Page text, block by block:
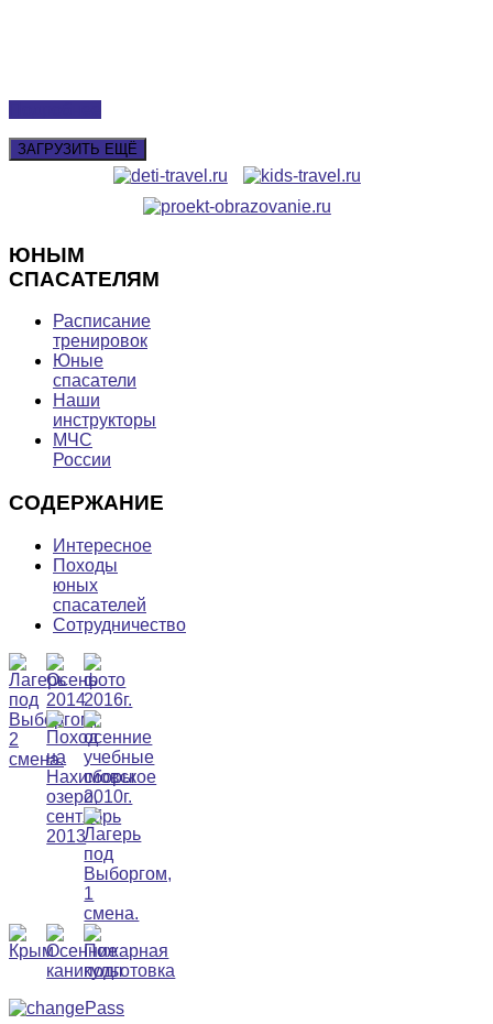
ЗАГРУЗИТЬ ЕЩЁ
ЮНЫМ
СПАСАТЕЛЯМ
Расписание
тренировок
Юные
спасатели
Наши
инструкторы
МЧС
России
СОДЕРЖАНИЕ
Интересное
Походы
юных
спасателей
Сотрудничество